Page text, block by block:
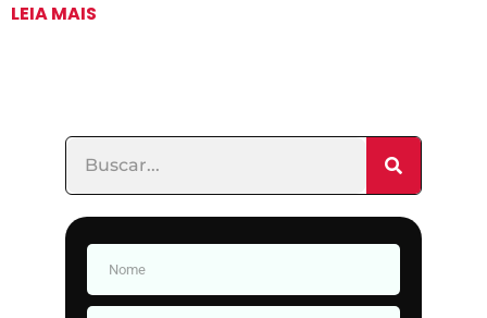
LEIA MAIS